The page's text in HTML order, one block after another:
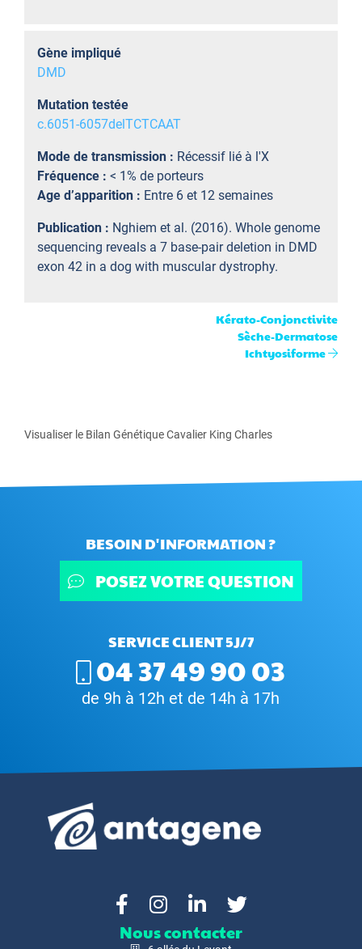
Gène impliqué
DMD
Mutation testée
c.6051-6057delTCTCAAT
Mode de transmission : Récessif lié à l'X
Fréquence : < 1% de porteurs
Age d’apparition : Entre 6 et 12 semaines
Publication : Nghiem et al. (2016). Whole genome
sequencing reveals a 7 base-pair deletion in DMD
exon 42 in a dog with muscular dystrophy.
Kérato-Conjonctivite
Sèche-Dermatose
Ichtyosiforme
Visualiser le Bilan Génétique Cavalier King Charles
BESOIN D'INFORMATION ?
POSEZ VOTRE QUESTION
SERVICE CLIENT 5J/7
04 37 49 90 03
de 9h à 12h et de 14h à 17h
Nous contacter